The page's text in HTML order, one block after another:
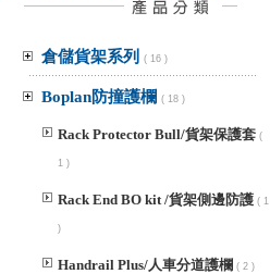
倉儲貨架系列 ( 16 )
Boplan防撞護欄 ( 18 )
Rack Protector Bull/貨架保護套 (
1 )
Rack End BO kit /貨架側邊防護 ( 1
)
Handrail Plus/人車分道護欄 ( 2 )